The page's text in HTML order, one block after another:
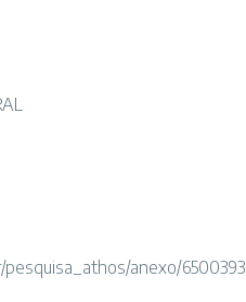
anexo/6500393